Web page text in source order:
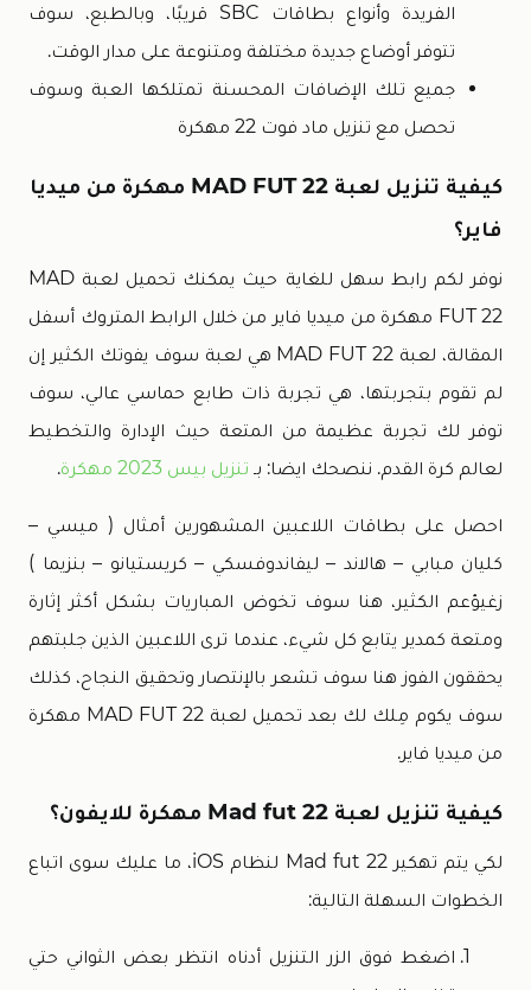
الفريدة وأنواع بطاقات SBC قريبًا، وبالطبع، سوف
تتوفر أوضاع جديدة مختلفة ومتنوعة على مدار الوقت.
جميع تلك الإضافات المحسنة تمتلكها العبة وسوف
تحصل مع تنزيل ماد فوت 22 مهكرة
كيفية تنزيل لعبة MAD FUT 22 مهكرة من ميديا
فاير؟
نوفر لكم رابط سهل للغاية حيث يمكنك تحميل لعبة MAD
FUT 22 مهكرة من ميديا فاير من خلال الرابط المتروك أسفل
المقالة، لعبة MAD FUT 22 هي لعبة سوف يفوتك الكثير إن
لم تقوم بتجربتها، هي تجربة ذات طابع حماسي عالي، سوف
توفر لك تجربة عظيمة من المتعة حيث الإدارة والتخطيط
لعالم كرة القدم. ننصحك ايضا: بـ تنزيل بيس 2023 مهكرة .
احصل على بطاقات اللاعبين المشهورين أمثال ( ميسي –
كليان مبابي – هالاند – ليفاندوفسكي – كريستيانو – بنزيما )
زغيؤعم الكثير، هنا سوف تخوض المباريات بشكل أكثر إثارة
ومتعة كمدير يتابع كل شيء، عندما ترى اللاعبين الذين جلبتهم
يحققون الفوز هنا سوف تشعر بالإنتصار وتحقيق النجاح، كذلك
سوف يكوم مِلك لك بعد تحميل لعبة MAD FUT 22 مهكرة
من ميديا فاير.
كيفية تنزيل لعبة Mad fut 22 مهكرة للايفون؟
لكي يتم تهكير Mad fut 22 لنظام iOS، ما عليك سوى اتباع
الخطوات السهلة التالية:
اضغط فوق الزر التنزيل أدناه انتظر بعض الثواني حتي